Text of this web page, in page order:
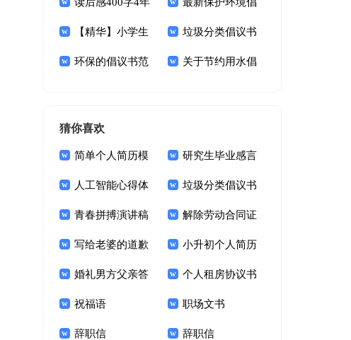
级 议书
【精华】小学生
文明倡议书3篇
垃圾分类倡议书
(合集15篇)
环保的倡议书范 关于节约用水倡
猜你喜欢
简单个人简历模
板
研究生毕业感言
人工智能心得体
会
垃圾分类倡议书
(汇编15篇)
青春拼搏演讲稿
600字（通用7篇）
解除劳动合同证
明15篇
写给老婆的道歉
信
小升初个人简历
模板
婚礼男方父亲答
谢词
个人租房协议书
租房屋协议书
祝福语 职场文书
辞职信 辞职信